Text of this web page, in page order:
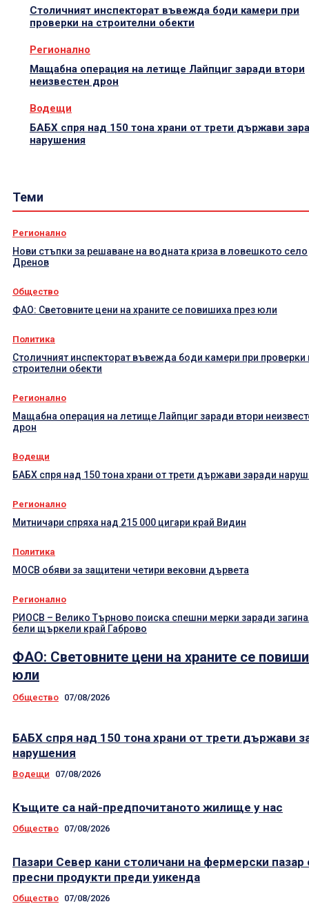
Столичният инспекторат въвежда боди камери при
проверки на строителни обекти
Регионално
Мащабна операция на летище Лайпциг заради втори
неизвестен дрон
Водещи
БАБХ спря над 150 тона храни от трети държави
нарушения
Теми
Регионално
Нови стъпки за решаване на водната криза в ловешкото село
Дренов
Общество
ФАО: Световните цени на храните се повишиха през юли
Политика
Столичният инспекторат въвежда боди камери при проверки
строителни обекти
Регионално
Мащабна операция на летище Лайпциг заради втори
дрон
Водещи
БАБХ спря над 150 тона храни от трети държави заради
Регионално
Митничари спряха над 215 000 цигари край Видин
Политика
МОСВ обяви за защитени четири вековни дървета
Регионално
РИОСВ – Велико Търново поиска спешни мерки заради
бели щъркели край Габрово
ФАО: Световните цени на храните се
юли
Общество 07/08/2026
БАБХ спря над 150 тона храни от трети държави
нарушения
Водещи 07/08/2026
Къщите са най-предпочитаното жилище у нас
Общество 07/08/2026
Пазари Север кани столичани на фермерски пазар
пресни продукти преди уикенда
Общество 07/08/2026